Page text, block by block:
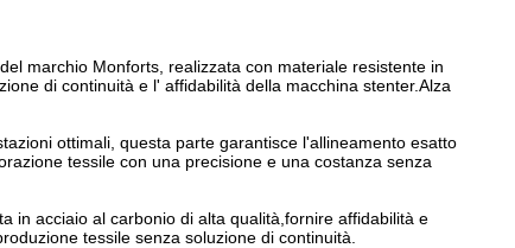
marchio Monforts, realizzata con materiale resistente in
di continuità e l' affidabilità della macchina stenter.Alza
ottimali, questa parte garantisce l'allineamento esatto
tessile con una precisione e una costanza senza
in acciaio al carbonio di alta qualità,fornire affidabilità e
tessile senza soluzione di continuità.